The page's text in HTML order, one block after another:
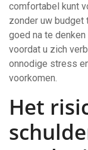
comfortabel kunt
zonder uw budget
goed na te
voordat u zich
onnodige stress
voorkomen.
Het